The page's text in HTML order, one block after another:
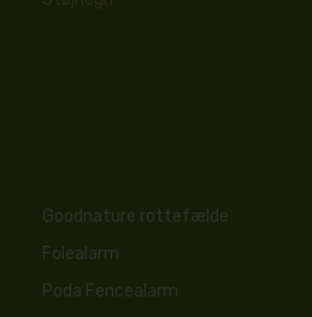
Goodnature rottefælde
Folealarm
Poda Fencealarm